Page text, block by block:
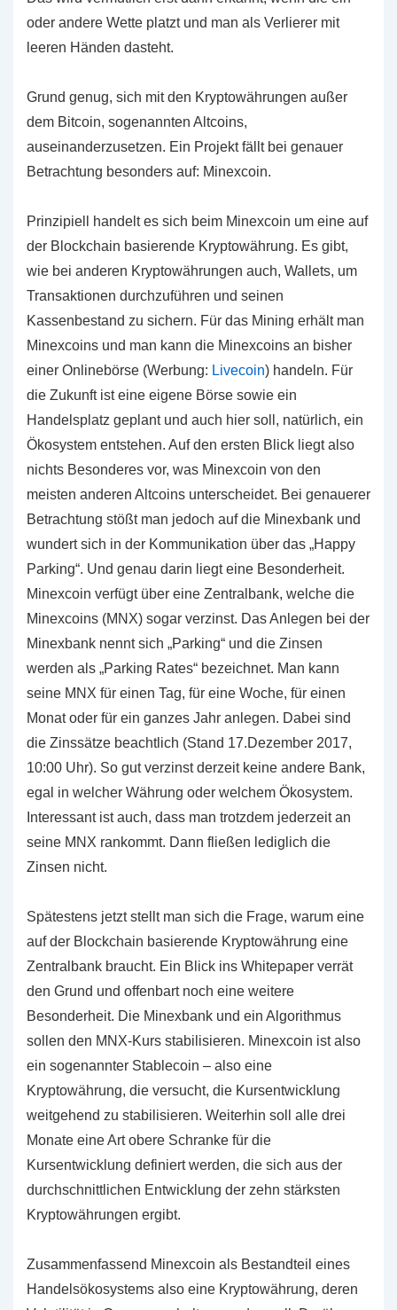
oder andere Wette platzt und man als Verlierer mit
leeren Händen dasteht.
Grund genug, sich mit den Kryptowährungen außer
dem Bitcoin, sogenannten Altcoins,
auseinanderzusetzen. Ein Projekt fällt bei genauer
Betrachtung besonders auf: Minexcoin.
Prinzipiell handelt es sich beim Minexcoin um eine auf
der Blockchain basierende Kryptowährung. Es gibt,
wie bei anderen Kryptowährungen auch, Wallets, um
Transaktionen durchzuführen und seinen
Kassenbestand zu sichern. Für das Mining erhält man
Minexcoins und man kann die Minexcoins an bisher
einer Onlinebörse (Werbung: Livecoin) handeln. Für
die Zukunft ist eine eigene Börse sowie ein
Handelsplatz geplant und auch hier soll, natürlich, ein
Ökosystem entstehen. Auf den ersten Blick liegt also
nichts Besonderes vor, was Minexcoin von den
meisten anderen Altcoins unterscheidet. Bei genauerer
Betrachtung stößt man jedoch auf die Minexbank und
wundert sich in der Kommunikation über das „Happy
Parking“. Und genau darin liegt eine Besonderheit.
Minexcoin verfügt über eine Zentralbank, welche die
Minexcoins (MNX) sogar verzinst. Das Anlegen bei der
Minexbank nennt sich „Parking“ und die Zinsen
werden als „Parking Rates“ bezeichnet. Man kann
seine MNX für einen Tag, für eine Woche, für einen
Monat oder für ein ganzes Jahr anlegen. Dabei sind
die Zinssätze beachtlich (Stand 17.Dezember 2017,
10:00 Uhr). So gut verzinst derzeit keine andere Bank,
egal in welcher Währung oder welchem Ökosystem.
Interessant ist auch, dass man trotzdem jederzeit an
seine MNX rankommt. Dann fließen lediglich die
Zinsen nicht.
Spätestens jetzt stellt man sich die Frage, warum eine
auf der Blockchain basierende Kryptowährung eine
Zentralbank braucht. Ein Blick ins Whitepaper verrät
den Grund und offenbart noch eine weitere
Besonderheit. Die Minexbank und ein Algorithmus
sollen den MNX-Kurs stabilisieren. Minexcoin ist also
ein sogenannter Stablecoin – also eine
Kryptowährung, die versucht, die Kursentwicklung
weitgehend zu stabilisieren. Weiterhin soll alle drei
Monate eine Art obere Schranke für die
Kursentwicklung definiert werden, die sich aus der
durchschnittlichen Entwicklung der zehn stärksten
Kryptowährungen ergibt.
Zusammenfassend Minexcoin als Bestandteil eines
Handelsökosystems also eine Kryptowährung, deren